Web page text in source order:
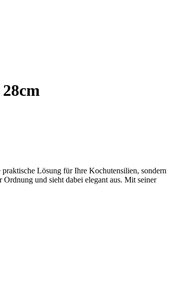
Lösung für Ihre Kochutensilien, sondern
und sieht dabei elegant aus. Mit seiner